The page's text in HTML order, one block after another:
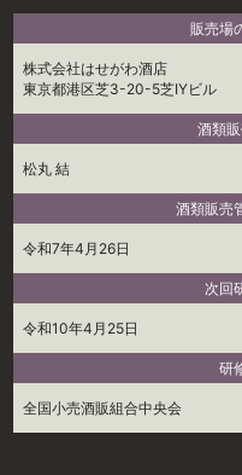
販売場
株式会社はせがわ酒店
東京都港区芝3-20-5芝IYビル
酒類
松丸 結
酒類販売
令和7年4月26日
次回
令和10年4月25日
研
全国小売酒販組合中央会